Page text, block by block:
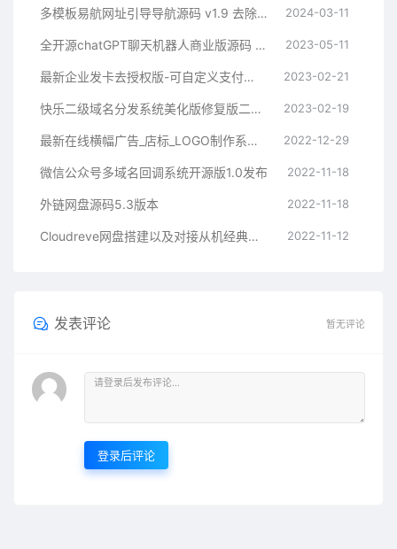
多模板易航网址引导导航源码 v1.9 去除弹窗等开心版 2024-03-11
全开源chatGPT聊天机器人商业版源码 支持魔改 完全开放源代码 2023-05-11
最新企业发卡去授权版-可自定义支付接口 2023-02-21
快乐二级域名分发系统美化版修复版二开版 2023-02-19
最新在线横幅广告_店标_LOGO制作系统源码本地接口版 2022-12-29
微信公众号多域名回调系统开源版1.0发布 2022-11-18
外链网盘源码5.3版本 2022-11-18
Cloudreve网盘搭建以及对接从机经典教程 2022-11-12
发表评论 暂无评论
登录后评论